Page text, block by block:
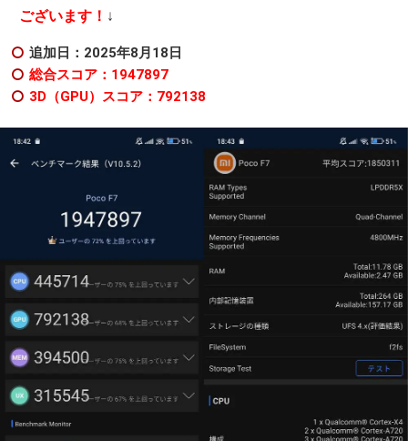
ございます！ ↓
追加日：2025年8 月18日
総合スコア：1947897
3D（GPU）スコア：792138